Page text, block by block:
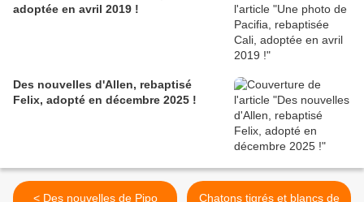
adoptée en avril 2019 !
Des nouvelles d'Allen, rebaptisé
Felix, adopté en décembre 2025 !
< Des nouvelles de Pipo
Chatons tigrés et blancs de